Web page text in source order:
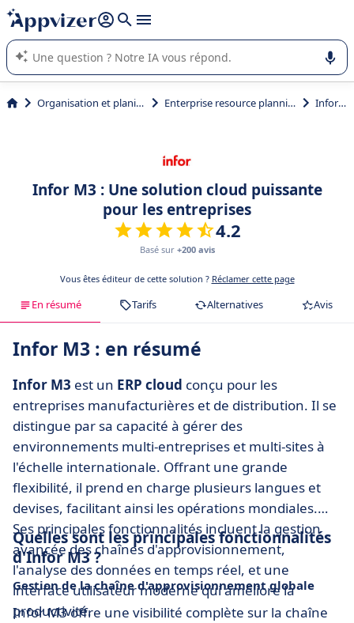
répondre (plusieurs lignes avec
L'IA de Appvizer vous guide dans l'utilisation ou la sélection de
logiciel SaaS en entreprise.
Organisation et planification Enterprise resource planning (ERP) Infor M3
Infor M3 : Une solution cloud puissante
pour les entreprises
4.2
Basé sur +200 avis
Vous êtes éditeur de cette solution ? Réclamer cette page
En résumé Tarifs Alternatives Avis
Infor M3 : en résumé
Infor M3 est un ERP cloud conçu pour les
entreprises manufacturières et de distribution. Il se
distingue par sa capacité à gérer des
environnements multi-entreprises et multi-sites à
l'échelle internationale. Offrant une grande
flexibilité, il prend en charge plusieurs langues et
devises, facilitant ainsi les opérations mondiales.
Ses principales fonctionnalités incluent la gestion
avancée des chaînes d'approvisionnement,
l'analyse des données en temps réel, et une
interface utilisateur moderne qui améliore la
productivité.
Quelles sont les principales fonctionnalités
d'Infor M3 ?
Gestion de la chaîne d'approvisionnement globale
Infor M3 offre une visibilité complète sur la chaîne